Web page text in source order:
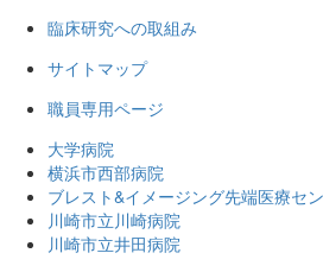
臨床研究への取組み
サイトマップ
職員専用ページ
大学病院
横浜市西部病院
ブレスト&イメージング先端医療セ
川崎市立川崎病院
川崎市立井田病院